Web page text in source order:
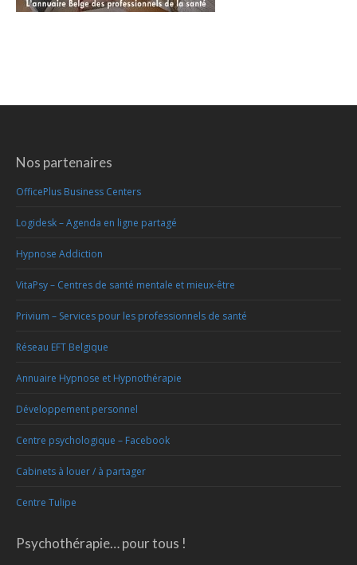
Nos partenaires
OfficePlus Business Centers
Logidesk – Agenda en ligne partagé
Hypnose Addiction
VitaPsy – Centres de santé mentale et mieux-être
Privium – Services pour les professionnels de santé
Réseau EFT Belgique
Annuaire Hypnose et Hypnothérapie
Développement personnel
Centre psychologique – Facebook
Cabinets à louer / à partager
Centre Tulipe
Psychothérapie… pour tous !